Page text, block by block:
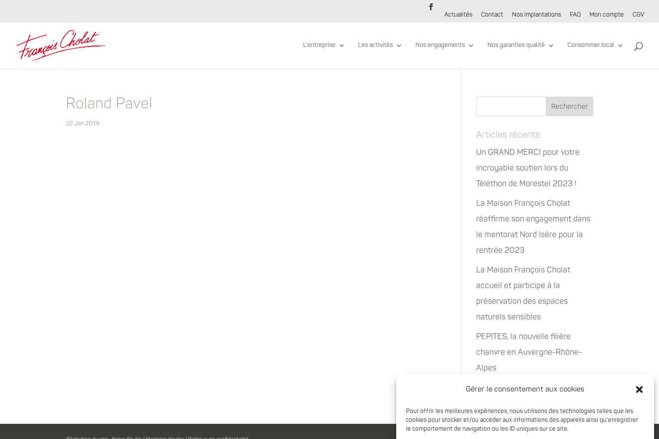
Gérer le consentement aux cookies
Pour offrir les meilleures expériences, nous utilisons des technologies telles que les
cookies pour stocker et/ou accéder aux informations des appareils ainsi qu'enregistrer
le comportement de navigation ou les ID uniques sur ce site.
Actualités Contact Nos implantations FAQ Mon compte CGV
L’entreprise Les activités Nos engagements Nos garanties qualité Consommer local
Roland Pavel
22 Jan 2019
Articles récents
Un GRAND MERCI pour votre
incroyable soutien lors du
Téléthon de Morestel 2023 !
La Maison François Cholat
réaffirme son engagement dans
le mentorat Nord Isère pour la
rentrée 2023
La Maison François Cholat
accueil et participe à la
préservation des espaces
naturels sensibles
PEPITES, la nouvelle filière
chanvre en Auvergne-Rhône-
Alpes
Rachat de 5 sites à Oxyane